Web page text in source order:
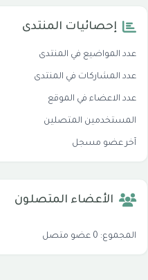
إحصائيات المنتدى
عدد المواضيع في المنتدى
عدد المشاركات في المنتدى
عدد الاعضاء في الموقع
المستخدمين المتصلين
آخر عضو مسجل
الأعضاء المتصلون
المجموع: 0 عضو متصل